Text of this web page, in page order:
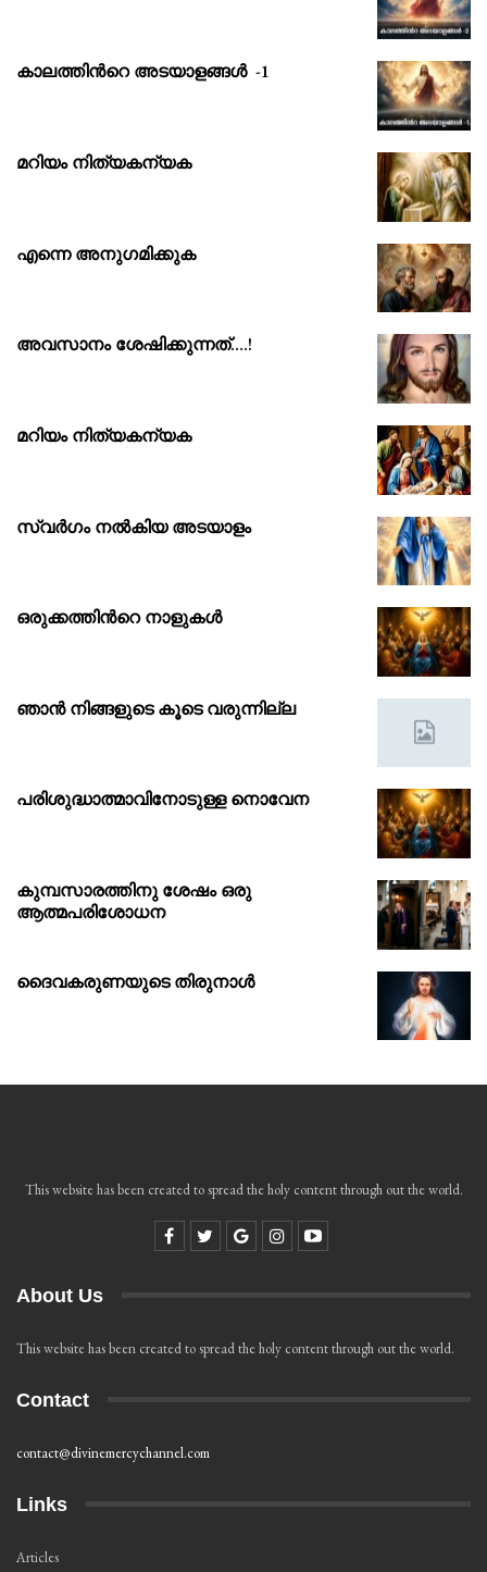
കാലത്തിൻറെ അടയാളങ്ങൾ -1
മറിയം നിത്യകന്യക
എന്നെ അനുഗമിക്കുക
അവസാനം ശേഷിക്കുന്നത്….!
മറിയം നിത്യകന്യക
സ്വർഗം നൽകിയ അടയാളം
ഒരുക്കത്തിൻറെ നാളുകൾ
ഞാൻ നിങ്ങളുടെ കൂടെ വരുന്നില്ല
പരിശുദ്ധാത്മാവിനോടുള്ള നൊവേന
കുമ്പസാരത്തിനു ശേഷം ഒരു
ആത്മപരിശോധന
ദൈവകരുണയുടെ തിരുനാൾ
This website has been created to spread the holy content through out the world.
About Us
This website has been created to spread the holy content through out the world.
Contact
contact@divinemercychannel.com
Links
Articles